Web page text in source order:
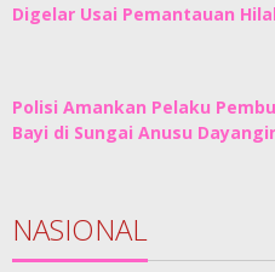
Digelar Usai Pemantauan
Polisi Amankan Pelaku
Bayi di Sungai Anusu
NASIONAL